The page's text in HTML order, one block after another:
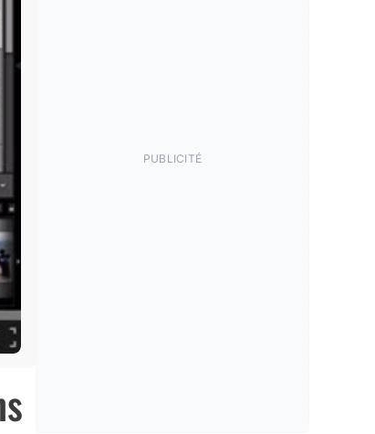
PUBLICITÉ